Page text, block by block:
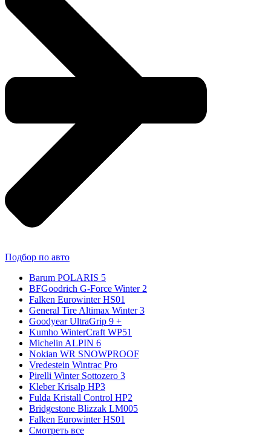
Подбор по авто
Barum POLARIS 5
BFGoodrich G-Force Winter 2
Falken Eurowinter HS01
General Tire Altimax Winter 3
Goodyear UltraGrip 9 +
Kumho WinterCraft WP51
Michelin ALPIN 6
Nokian WR SNOWPROOF
Vredestein Wintrac Pro
Pirelli Winter Sottozero 3
Kleber Krisalp HP3
Fulda Kristall Control HP2
Bridgestone Blizzak LM005
Falken Eurowinter HS01
Смотреть все